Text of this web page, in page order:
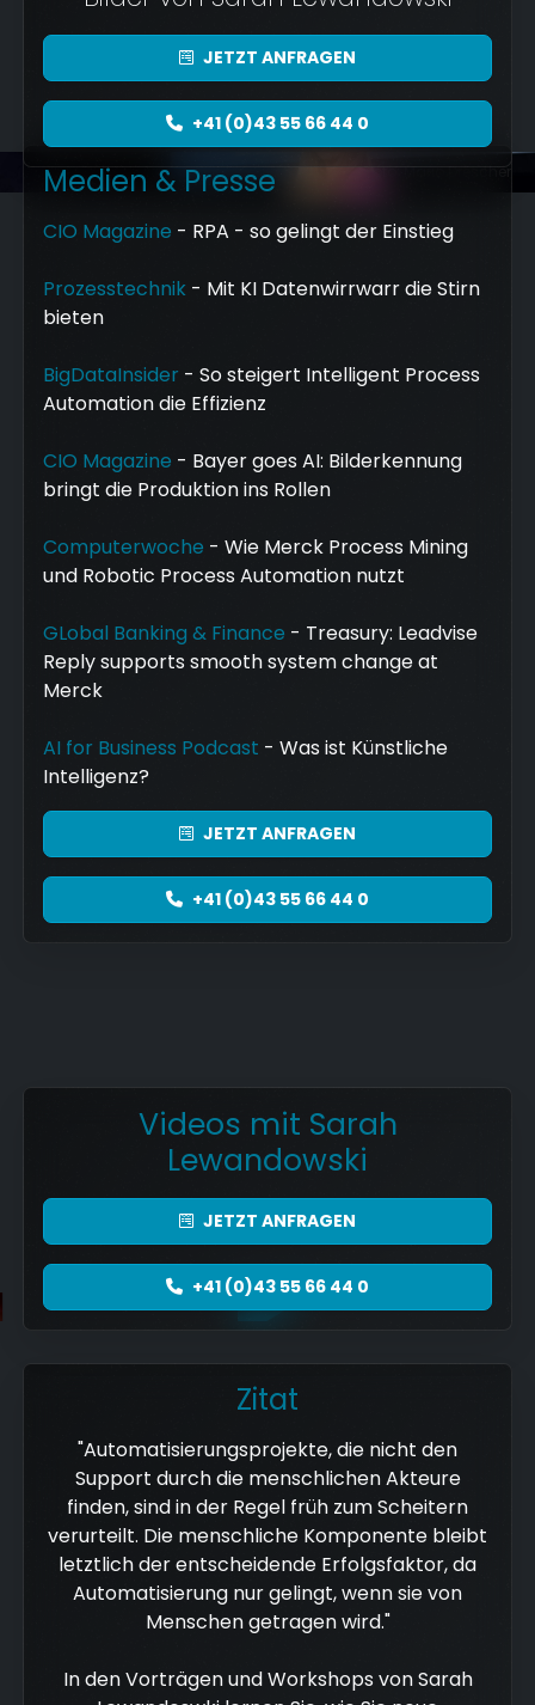
JETZT ANFRAGEN
+41 (0)43 55 66 44 0
Foto: Mario Drescher
Foto: Mario Drescher
Medien & Presse
CIO Magazine - RPA - so gelingt der Einstieg
Prozesstechnik - Mit KI Datenwirrwarr die Stirn
bieten
BigDataInsider - So steigert Intelligent Process
Automation die Effizienz
CIO Magazine - Bayer goes AI: Bilderkennung
bringt die Produktion ins Rollen
Computerwoche - Wie Merck Process Mining
und Robotic Process Automation nutzt
GLobal Banking & Finance - Treasury: Leadvise
Reply supports smooth system change at
Merck
AI for Business Podcast - Was ist Künstliche
Intelligenz?
JETZT ANFRAGEN
+41 (0)43 55 66 44 0
Videos mit Sarah
Lewandowski
JETZT ANFRAGEN
+41 (0)43 55 66 44 0
Zitat
"Automatisierungsprojekte, die nicht den
Support durch die menschlichen Akteure
finden, sind in der Regel früh zum Scheitern
verurteilt. Die menschliche Komponente bleibt
letztlich der entscheidende Erfolgsfaktor, da
Automatisierung nur gelingt, wenn sie von
Menschen getragen wird."
In den Vorträgen und Workshops von Sarah